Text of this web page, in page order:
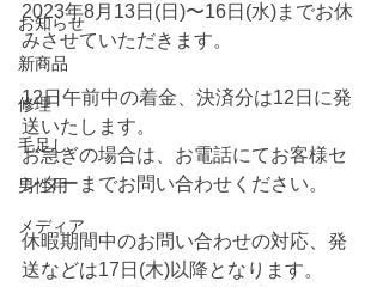
お知らせ
新商品
修理
毛足し
男性用
メディア
2023年8月13日(日)〜16日(水)までお休
みさせていただきます。
12日午前中の着金、決済分は12日に発
送いたします。
お急ぎの場合は、お電話にてお客様セ
ンターまでお問い合わせください。
休暇期間中のお問い合わせの対応、発
送などは17日(木)以降となります。